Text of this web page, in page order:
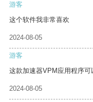
游客
这个软件我非常喜欢
2024-08-05
游客
这款加速器VPM应用程序可
2024-08-05